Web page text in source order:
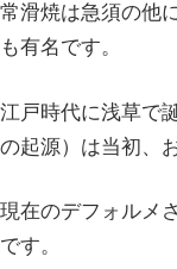
常滑焼は急須の他
も有名です。
江戸時代に浅草で
の起源）は当初、
現在のデフォルメ
です。